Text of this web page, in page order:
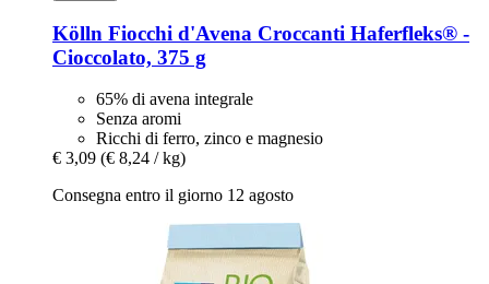
Kölln Fiocchi d'Avena Croccanti Haferfleks® -​
Cioccolato, 375 g
65% di avena integrale
Senza aromi
Ricchi di ferro, zinco e magnesio
€ 3,09 (€ 8,24 / kg)
Consegna entro il giorno 12 agosto